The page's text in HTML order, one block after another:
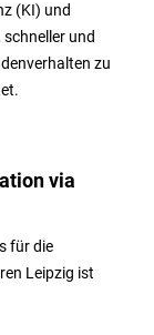
(KI) und
schneller und
zu
via
für die
Leipzig ist